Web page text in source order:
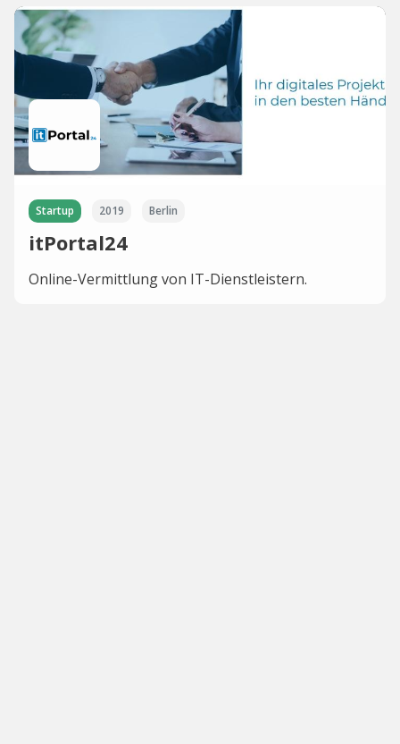
Startup 2019 Berlin
itPortal24
Online-Vermittlung von IT-Dienstleistern.